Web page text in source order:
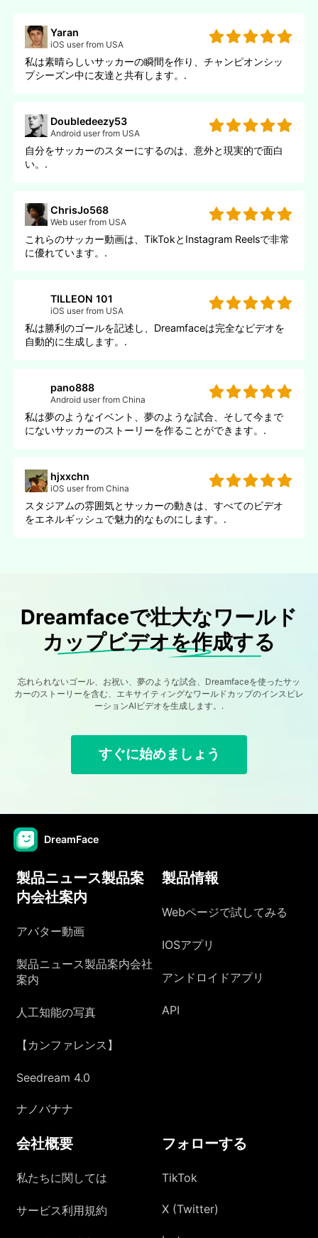
Yaran
iOS user from USA
私は素晴らしいサッカーの瞬間を作り、チャンピオンシッ
プシーズン中に友達と共有します。.
Doubledeezy53
Android user from USA
自分をサッカーのスターにするのは、意外と現実的で面白
い。.
ChrisJo568
Web user from USA
これらのサッカー動画は、TikTokとInstagram Reelsで非常
に優れています。.
TILLEON 101
iOS user from USA
私は勝利のゴールを記述し、Dreamfaceは完全なビデオを
自動的に生成します。.
pano888
Android user from China
私は夢のようなイベント、夢のような試合、そして今まで
にないサッカーのストーリーを作ることができます。.
hjxxchn
iOS user from China
スタジアムの雰囲気とサッカーの動きは、すべてのビデオ
をエネルギッシュで魅力的なものにします。.
Dreamfaceで壮大なワールド
カップビデオを作成する
忘れられないゴール、お祝い、夢のような試合、Dreamfaceを使ったサッ
カーのストーリーを含む、エキサイティングなワールドカップのインスピレ
ーションAIビデオを生成します。.
すぐに始めましょう
DreamFace
製品ニュース製品案
内会社案内
アバター動画
製品ニュース製品案内会社
案内
人工知能の写真
【カンファレンス】
Seedream 4.0
ナノバナナ
製品情報
Webページで試してみる
IOSアプリ
アンドロイドアプリ
API
会社概要
私たちに関しては
サービス利用規約
フォローする
TikTok
X (Twitter)